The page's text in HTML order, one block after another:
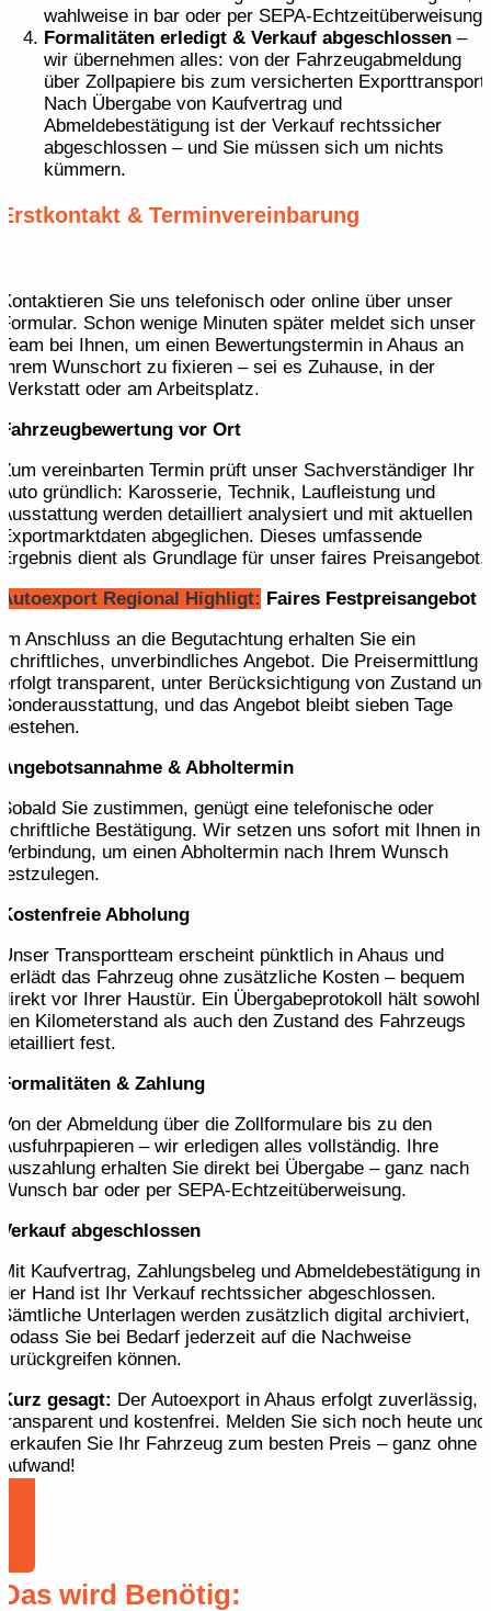
wahlweise in bar oder per SEPA-Echtzeitüberweisung.
Formalitäten erledigt & Verkauf abgeschlossen –
wir übernehmen alles: von der Fahrzeugabmeldung
über Zollpapiere bis zum versicherten Exporttransport.
Nach Übergabe von Kaufvertrag und
Abmeldebestätigung ist der Verkauf rechtssicher
abgeschlossen – und Sie müssen sich um nichts
kümmern.
Erstkontakt & Terminvereinbarung
Kontaktieren Sie uns telefonisch oder online über unser
Formular. Schon wenige Minuten später meldet sich unser
Team bei Ihnen, um einen Bewertungs­termin in Ahaus an
Ihrem Wunschort zu fixieren – sei es Zuhause, in der
Werkstatt oder am Arbeitsplatz.
Fahrzeugbewertung vor Ort
Zum vereinbarten Termin prüft unser Sachverständiger Ihr
Auto gründlich: Karosserie, Technik, Laufleistung und
Ausstattung werden detailliert analysiert und mit aktuellen
Exportmarktdaten abgeglichen. Dieses umfassende
Ergebnis dient als Grundlage für unser faires Preisangebot.
Autoexport Regional Highligt: Faires Festpreis­angebot
Im Anschluss an die Begutachtung erhalten Sie ein
schriftliches, unverbindliches Angebot. Die Preisermittlung
erfolgt transparent, unter Berücksichtigung von Zustand und
Sonderausstattung, und das Angebot bleibt sieben Tage
bestehen.
Angebotsannahme & Abholtermin
Sobald Sie zustimmen, genügt eine telefonische oder
schriftliche Bestätigung. Wir setzen uns sofort mit Ihnen in
Verbindung, um einen Abholtermin nach Ihrem Wunsch
festzulegen.
Kostenfreie Abholung
Unser Transportteam erscheint pünktlich in Ahaus und
verlädt das Fahrzeug ohne zusätzliche Kosten – bequem
direkt vor Ihrer Haustür. Ein Übergabeprotokoll hält sowohl
den Kilometerstand als auch den Zustand des Fahrzeugs
detailliert fest.
Formalitäten & Zahlung
Von der Abmeldung über die Zollformulare bis zu den
Ausfuhrpapieren – wir erledigen alles vollständig. Ihre
Auszahlung erhalten Sie direkt bei Übergabe – ganz nach
Wunsch bar oder per SEPA-Echtzeitüberweisung.
Verkauf abgeschlossen
Mit Kaufvertrag, Zahlungsbeleg und Abmeldebestätigung in
der Hand ist Ihr Verkauf rechtssicher abgeschlossen.
Sämtliche Unterlagen werden zusätzlich digital archiviert,
sodass Sie bei Bedarf jederzeit auf die Nachweise
zurückgreifen können.
Kurz gesagt: Der Autoexport in Ahaus erfolgt zuverlässig,
transparent und kostenfrei. Melden Sie sich noch heute und
verkaufen Sie Ihr Fahrzeug zum besten Preis – ganz ohne
Aufwand!
Das wird Benötig: